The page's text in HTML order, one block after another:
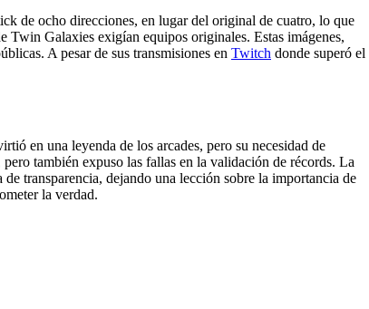
de ocho direcciones, en lugar del original de cuatro, lo que
Twin Galaxies exigían equipos originales. Estas imágenes,
A pesar de sus transmisiones en Twitch donde superó el
en una leyenda de los arcades, pero su necesidad de
también expuso las fallas en la validación de récords. La
de transparencia, dejando una lección sobre la importancia de
la verdad.